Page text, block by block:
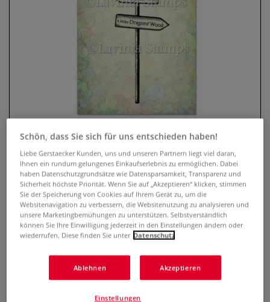
Lavinia Stempel, Fairy Towns
0 Bewertungen
Der transparente Lavinia Stempel ist optimal geeignet, um
mit Hilfe eines Acryl-Stempelblocks zauberhafte Karten,
Einladungen, Scrapbooks u.v.m. zu gestalten. Selbsthaftend
und wiederverwendbar.
Mehr
Schön, dass Sie sich für uns entschieden haben!
Liebe Gerstaecker Kunden, uns und unseren Partnern liegt viel daran,
Ihnen ein rundum gelungenes Einkaufserlebnis zu ermöglichen. Dabei
haben Datenschutzgrundsätze wie Datensparsamkeit, Transparenz und
Sicherheit höchste Priorität. Wenn Sie auf „Akzeptieren“ klicken, stimmen
Sie der Speicherung von Cookies auf Ihrem Gerät zu, um die
Websitenavigation zu verbessern, die Websitenutzung zu analysieren und
unsere Marketingbemühungen zu unterstützen. Selbstverständlich
können Sie Ihre Einwilligung jederzeit in den Einstellungen ändern oder
wiederrufen. Diese finden Sie unter Datenschutz
Ablehnen Akzeptieren
Einstellungen